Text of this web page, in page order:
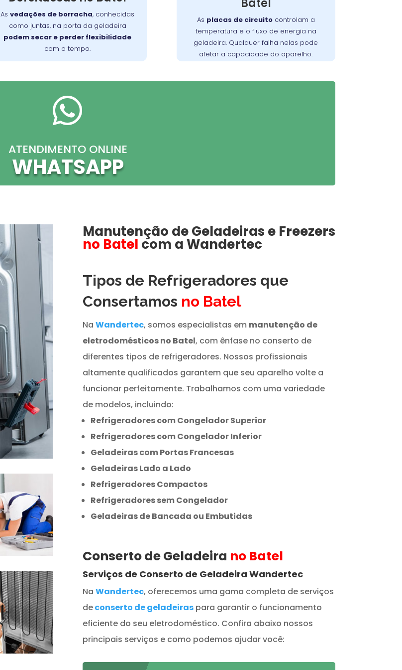
Asvedações de borracha, conhecidas
como juntas, na porta da geladeira
podem secar e perder flexibilidade
com o tempo.
sua funcionalidade no dia a dia.
Batel
As placas de circuitocontrolam a
temperatura e o fluxo de energia na
geladeira. Qualquer falha nelas pode
afetar a capacidade do aparelho.
equipada para diagnosticar e
reparar problemas relacionados à
, garantindo que sua
geladeira funcione perfeitamente.

ATENDIMENTO ONLINE
WHATSAPP
Manutenção deGeladeiras e Freezers
no Batel com a Wandertec
Tipos de Refrigeradores que
Consertamos no Batel
Na Wandertec, somos especialistas em manutenção de
eletrodomésticos no Batel, com ênfase no conserto de
diferentes tipos de refrigeradores. Nossos profissionais
altamente qualificados garantem que seu aparelho volte a
funcionar perfeitamente. Trabalhamos com uma variedade
de modelos, incluindo:
Refrigeradores com Congelador Superior
Refrigeradores com Congelador Inferior
Geladeiras com Portas Francesas
Geladeiras Lado a Lado
Refrigeradores Compactos
Refrigeradores sem Congelador
Geladeiras de Bancada ou Embutidas
Conserto de Geladeira no Batel
Serviços de Conserto de Geladeira Wandertec
Na Wandertec, oferecemos uma gama completa de serviços
deconserto de geladeiraspara garantir o funcionamento
eficiente do seu eletrodoméstico. Confira abaixo nossos
principais serviços e como podemos ajudar você: